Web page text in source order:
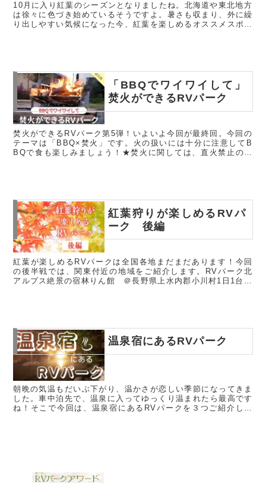
10月に入り紅葉のシーズンとなりましたね。北海道や東北地方
は徐々に色づき始めているそうですよ。暑さも収まり、外に繰
り出しやすい気候になった今、紅葉を楽しめるオススメスポッ
「BBQでワイワイして」
焚火ができるRVパーク
焚火ができるRVパーク第5弾！いよいよ今回が最終回。今回の
テーマは「BBQ×焚火」です。火の扱いには十分に注意してB
BQで食も楽しみましょう！★焚火に関しては、直火禁止の個
紅葉狩りが楽しめるRVパ
ーク 後編
紅葉が楽しめるRVパークは全国各地まだまだあります！今回
の後半戦では、関東付近の地域をご紹介します。RVパーク北
アルプス絶景の宿林りん館 ＠長野県上水内郡小川村1日1台限
温泉宿にあるRVパーク
朝晩の気温もだいぶ下がり、温かさが恋しい季節になってきま
した。車中泊先で、温泉に入ってゆっくり温まれたら最高です
ね！そこで今回は、温泉宿にあるRVパークを３つご紹介しま